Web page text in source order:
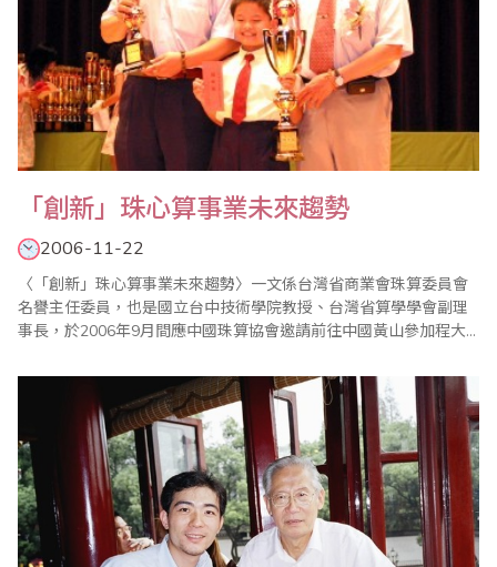
「創新」珠心算事業未來趨勢
2006-11-22
〈「創新」珠心算事業未來趨勢〉一文係台灣省商業會珠算委員會
名譽主任委員，也是國立台中技術學院教授、台灣省算學學會副理
事長，於2006年9月間應中國珠算協會邀請前往中國黃山參加程大
文。 一、 前言 珠心算是中國固有國粹，在日常生活中的應用甚為
廣泛。基本教育：讀寫算中的算，自然成為基礎教育的..